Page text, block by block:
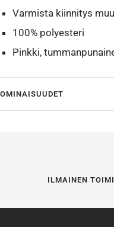
Varmista kiinnitys
100% polyesteri
Pinkki,
OMINAISUUDET
ILMAINEN